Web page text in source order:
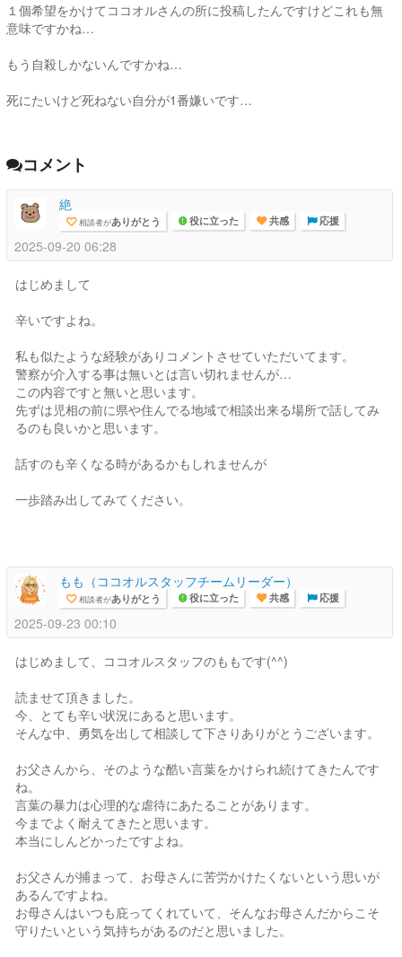
１個希望をかけてココオルさんの所に投稿したんですけどこれも無
意味ですかね…
もう自殺しかないんですかね…
死にたいけど死ねない自分が1番嫌いです…
コメント
絶
相談者がありがとう 役に立った 共感 応援
2025-09-20 06:28
はじめまして
辛いですよね。
私も似たような経験がありコメントさせていただいてます。
警察が介入する事は無いとは言い切れませんが…
この内容ですと無いと思います。
先ずは児相の前に県や住んでる地域で相談出来る場所で話してみ
るのも良いかと思います。
話すのも辛くなる時があるかもしれませんが
一歩踏み出してみてください。
もも（ココオルスタッフチームリーダー）
相談者がありがとう 役に立った 共感 応援
2025-09-23 00:10
はじめまして、ココオルスタッフのももです(^^)
読ませて頂きました。
今、とても辛い状況にあると思います。
そんな中、勇気を出して相談して下さりありがとうございます。
お父さんから、そのような酷い言葉をかけられ続けてきたんです
ね。
言葉の暴力は心理的な虐待にあたることがあります。
今までよく耐えてきたと思います。
本当にしんどかったですよね。
お父さんが捕まって、お母さんに苦労かけたくないという思いが
あるんですよね。
お母さんはいつも庇ってくれていて、そんなお母さんだからこそ
守りたいという気持ちがあるのだと思いました。